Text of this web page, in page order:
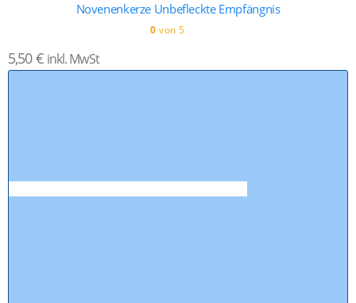
Novenenkerze Unbefleckte Empfängnis
0 von 5
5,50€ inkl. MwSt